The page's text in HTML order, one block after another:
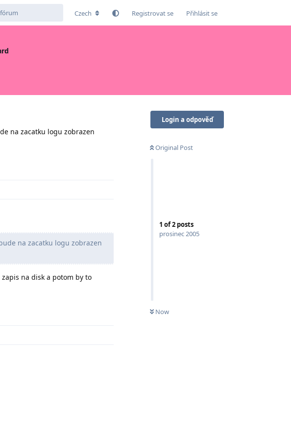
Czech Registrovat se Přihlásit se
Login a odpověď
Original Post
1 of2 posts
prosinec 2005
Now
na zacatku logu zobrazen
na zacatku logu zobrazen
na disk a potom by to